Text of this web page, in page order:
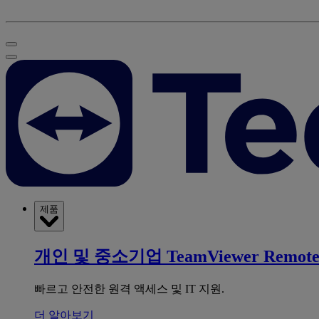
제품
개인 및 중소기업 TeamViewer Remote
빠르고 안전한 원격 액세스 및 IT 지원.
더 알아보기